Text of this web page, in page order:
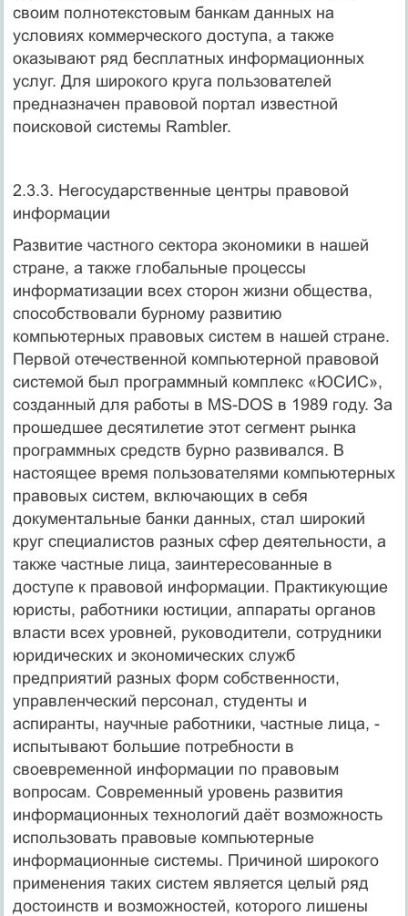
своим полнотекстовым банкам данных на
условиях коммерческого доступа, а также
оказывают ряд бесплатных информационных
услуг. Для широкого круга пользователей
предназначен правовой портал известной
поисковой системы Rambler.
2.3.3. Негосударственные центры правовой
информации
Развитие частного сектора экономики в нашей
стране, а также глобальные процессы
информатизации всех сторон жизни общества,
способствовали бурному развитию
компьютерных правовых систем в нашей стране.
Первой отечественной компьютерной правовой
системой был программный комплекс «ЮСИС»,
созданный для работы в MS-DOS в 1989 году. За
прошедшее десятилетие этот сегмент рынка
программных средств бурно развивался. В
настоящее время пользователями компьютерных
правовых систем, включающих в себя
документальные банки данных, стал широкий
круг специалистов разных сфер деятельности, а
также частные лица, заинтересованные в
доступе к правовой информации. Практикующие
юристы, работники юстиции, аппараты органов
власти всех уровней, руководители, сотрудники
юридических и экономических служб
предприятий разных форм собственности,
управленческий персонал, студенты и
аспиранты, научные работники, частные лица, -
испытывают большие потребности в
своевременной информации по правовым
вопросам. Современный уровень развития
информационных технологий даёт возможность
использовать правовые компьютерные
информационные системы. Причиной широкого
применения таких систем является целый ряд
достоинств и возможностей, которого лишены